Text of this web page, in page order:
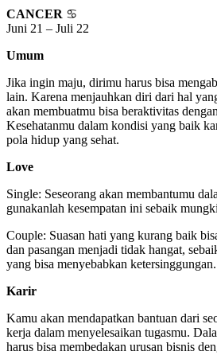
CANCER ♋
Juni 21 – Juli 22
Umum
Jika ingin maju, dirimu harus bisa
lain. Karena menjauhkan diri dari hal
akan membuatmu bisa beraktivitas
Kesehatanmu dalam kondisi yang baik
pola hidup yang sehat.
Love
Single: Seseorang akan membantumu
gunakanlah kesempatan ini sebaik
Couple: Suasan hati yang kurang baik
dan pasangan menjadi tidak hangat,
yang bisa menyebabkan ketersinggungan.
Karir
Kamu akan mendapatkan bantuan dari
kerja dalam menyelesaikan tugasmu.
harus bisa membedakan urusan bisnis